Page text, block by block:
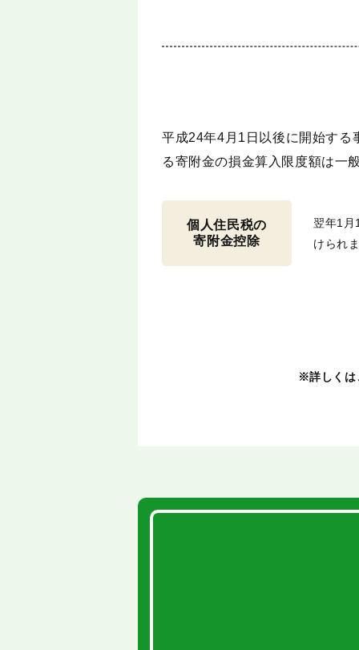
平成24年4月1日以後に開始する
る寄附金の損金算入限度額は一
個人住民税の
寄附金控除
翌年1月
けられ
※詳しくは